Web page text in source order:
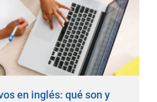
en inglés: qué son y